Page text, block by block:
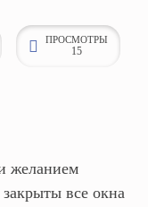
ПРОСМОТРЫ
15
желанием
все окна